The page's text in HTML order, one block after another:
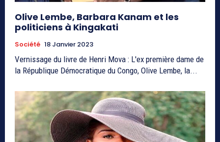
Olive Lembe, Barbara Kanam et les
politiciens à Kingakati
Société 18 Janvier 2023
Vernissage du livre de Henri Mova : L'ex première dame de
la République Démocratique du Congo, Olive Lembe, la...